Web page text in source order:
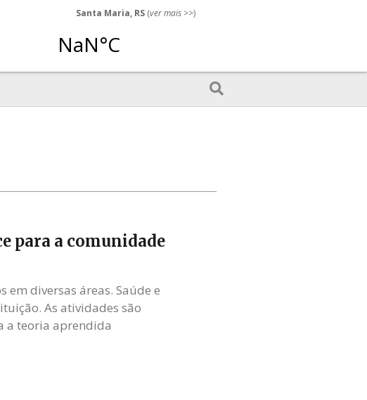
Santa Maria, RS (ver mais >>)
para a comunidade
em diversas áreas. Saúde e
As atividades são
a teoria aprendida